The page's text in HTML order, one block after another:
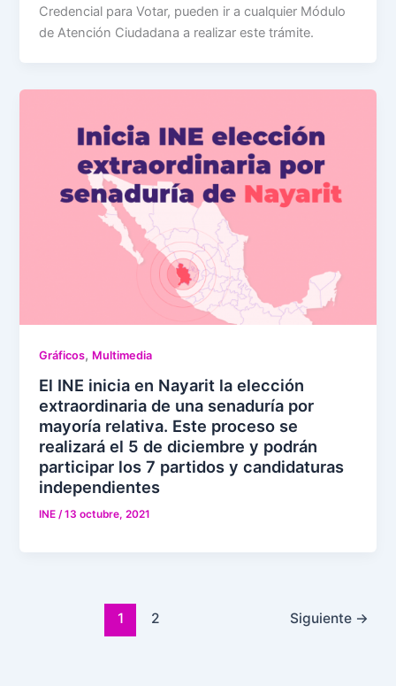
Credencial para Votar, pueden ir a cualquier Módulo
de Atención Ciudadana a realizar este trámite.
Gráficos, Multimedia
El INE inicia en Nayarit la elección
extraordinaria de una senaduría por
mayoría relativa. Este proceso se
realizará el 5 de diciembre y podrán
participar los 7 partidos y candidaturas
independientes
INE/13 octubre, 2021
1 2 Siguiente →